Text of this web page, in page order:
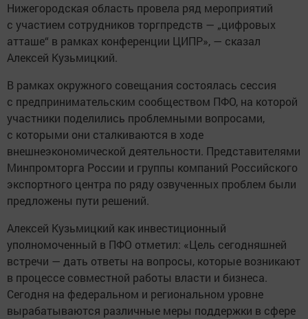
Нижегородская область провела ряд мероприятий
с участием сотрудников торгпредств — „цифровых
атташе“ в рамках конференции ЦИПР», — сказал
Алексей Кузьмицкий.
В рамках окружного совещания состоялась сессия
с предпринимательским сообществом ПФО, на которой
участники поделились проблемными вопросами,
с которыми они сталкиваются в ходе
внешнеэкономической деятельности. Представителями
Минпромторга России и группы компаний Российского
экспортного центра по ряду озвученных проблем были
предложены пути решений.
Алексей Кузьмицкий как инвестиционный
уполномоченный в ПФО отметил: «Цель сегодняшней
встречи — дать ответы на вопросы, которые возникают
в процессе совместной работы власти и бизнеса.
Сегодня на федеральном и региональном уровне
вырабатываются различные меры поддержки в сфере